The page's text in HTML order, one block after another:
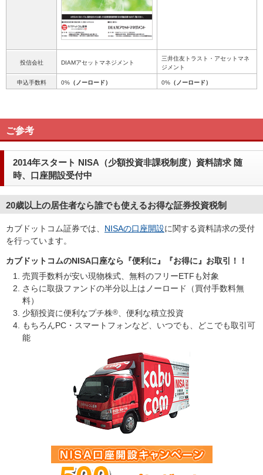
投信会社 DIAMアセットマネジメント
三井住友トラスト・アセットマネ
ジメント
申込手数料 0% （ノーロード） 0% （ノーロード）
ご参考
2014年スタート NISA（少額投資非課税制度）資料請求 随
時、口座開設受付中
20歳以上の居住者なら誰でも使えるお得な証券投資税制
カブドットコム証券では、 NISAの口座開設に関する資料請求の受付
を行っています。
カブドットコムのNISA口座なら『便利に』『お得に』お取引！！
売買手数料が安い現物株式、無料のフリーETFも対象
さらに取扱ファンドの半分以上はノーロード（買付手数料無
料）
少額投資に便利なプチ株®
、便利な積立投資
もちろんPC・スマートフォンなど、いつでも、どこでも取引可
能